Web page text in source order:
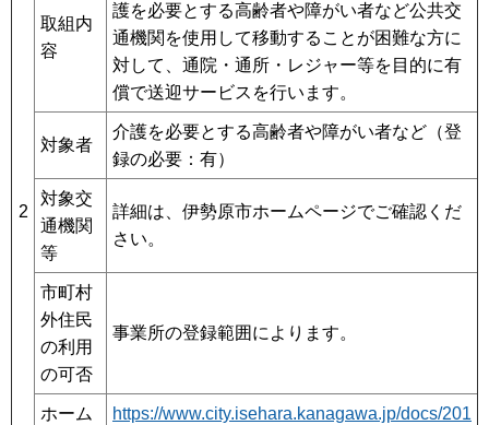
2
取組内
容
護を必要とする高齢者や障がい者など公共交
通機関を使用して移動することが困難な方に
対して、通院・通所・レジャー等を目的に有
償で送迎サービスを行います。
対象者
介護を必要とする高齢者や障がい者など（登
録の必要：有）
対象交
通機関
等
詳細は、伊勢原市ホームページでご確認くだ
さい。
市町村
外住民
の利用
の可否
事業所の登録範囲によります。
ホーム
https://www.city.isehara.kanagawa.jp/docs/201